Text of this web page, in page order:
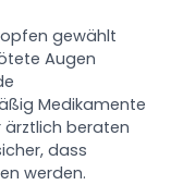
gewählt
Augen
Medikamente
ärztlich beraten
dass
werden.